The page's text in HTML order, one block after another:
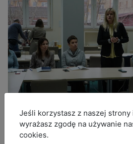
Jeśli korzystasz z naszej
wyrażasz zgodę na używanie
cookies.